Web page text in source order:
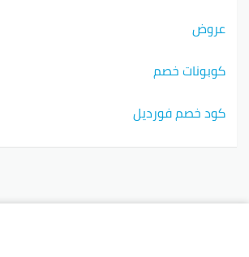
عروض
كوبونات خصم
كود خصم فورديل